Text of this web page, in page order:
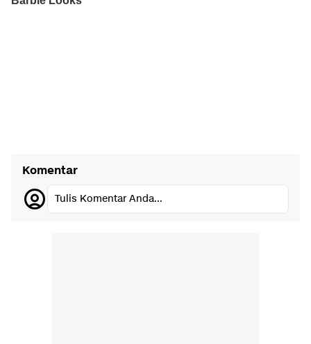
Komentar
Tulis Komentar Anda...